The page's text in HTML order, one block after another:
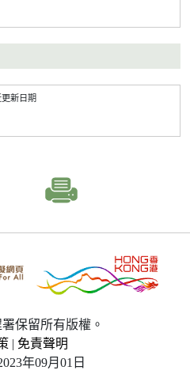
新日期
保留所有版權。
| 免責聲明
年09月01日